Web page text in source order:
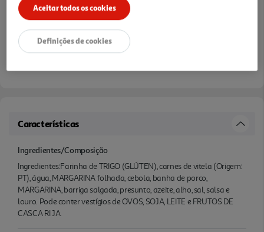
Características
Ingredientes/Composição
Ingredientes:Farinha de TRIGO (GLÚTEN), carnes de vitela (Origem:
PT), água, MARGARINA folhada, cebola, banha de porco,
MARGARINA, barriga salgada, presunto, azeite, alho, sal, salsa e
louro. Pode conter vestígios de OVOS, SOJA, LEITE e FRUTOS DE
CASCA RI JA.
Aceitar todos os cookies
Definições de cookies